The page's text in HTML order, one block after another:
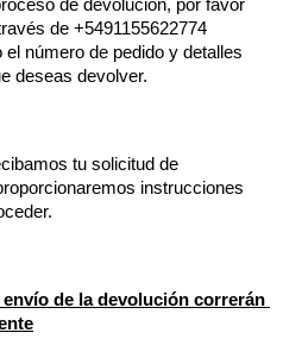
de devolución, por favor
de +5491155622774
el número de pedido y detalles
deseas devolver.
tu solicitud de
instrucciones
envío de la devolución correrán